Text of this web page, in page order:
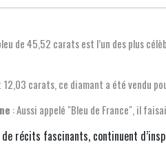
de 45,52 carats est l’un des plus
12,03 carats, ce diamant a été vendu
: Aussi appelé "Bleu de France", il
récits fascinants, continuent